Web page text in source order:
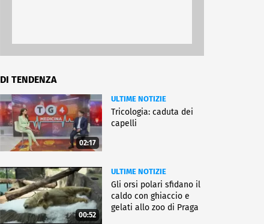
DI TENDENZA
02:17
ULTIME NOTIZIE
Tricologia: caduta dei
capelli
00:52
ULTIME NOTIZIE
Gli orsi polari sfidano il
caldo con ghiaccio e
gelati allo zoo di Praga